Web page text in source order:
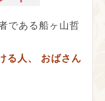
である船ヶ山哲
る人、
おばさん